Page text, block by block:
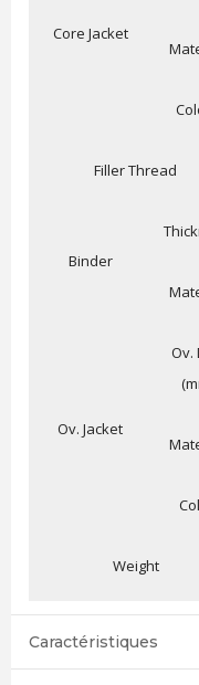
Core Jacket
Filler Thread
Binder
Ov. Jacket
Ov.
Weight
Caractéristiques